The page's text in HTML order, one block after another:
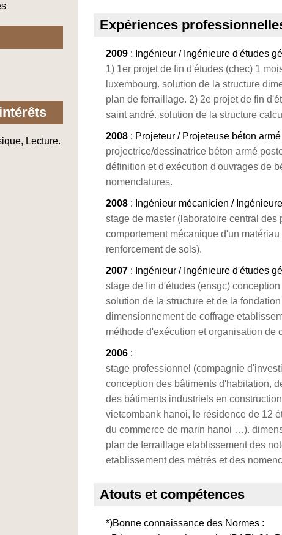
Lecture.
Expériences
2009 : Ingénieur / Ingénieure d'études
1) 1er projet de fin d'études (chec) 1
luxembourg. solution de la structure
plan de ferraillage. 2) 2e projet de fin
saint andré. solution de la structure
2008 : Projeteur / Projeteuse béton armé
projectrice/dessinatrice béton armé
définition et d'exécution d'ouvrages de
nomenclatures.
2008 : Ingénieur mécanicien /
stage de master (laboratoire central
comportement mécanique d'un
renforcement de sols).
2007 : Ingénieur / Ingénieure d'études
stage de fin d'études (ensgc)
solution de la structure et de la
dimensionnement de coffrage
méthode d'exécution et organisation de
2006 :
stage professionnel (compagnie
conception des bâtiments d'habitation,
des bâtiments industriels en
vietcombank hanoi, le résidence de 12
du commerce de marin hanoi …).
plan de ferraillage etablissement des
etablissement des métrés et des
Atouts et compétences
*)Bonne connaissance des Normes :